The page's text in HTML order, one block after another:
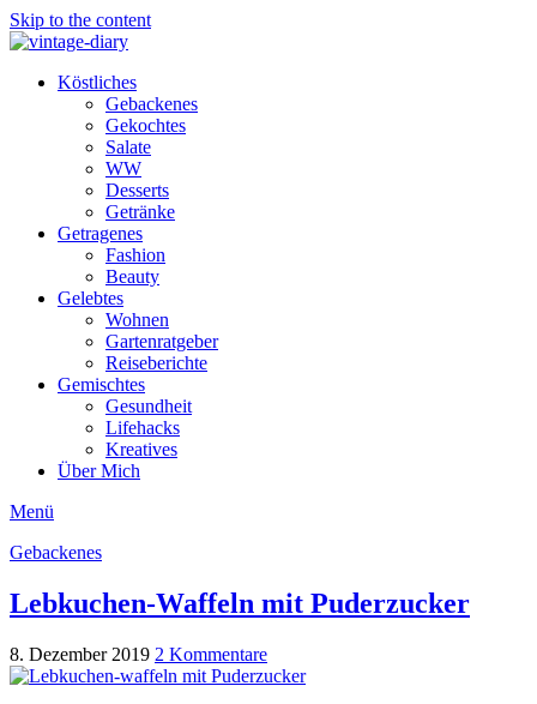
Skip to the content
Köstliches
Gebackenes
Gekochtes
Salate
WW
Desserts
Getränke
Getragenes
Fashion
Beauty
Gelebtes
Wohnen
Gartenratgeber
Reiseberichte
Gemischtes
Gesundheit
Lifehacks
Kreatives
Über Mich
Menü
Gebackenes
Lebkuchen-Waffeln mit Puderzucker
8. Dezember 2019 2 Kommentare